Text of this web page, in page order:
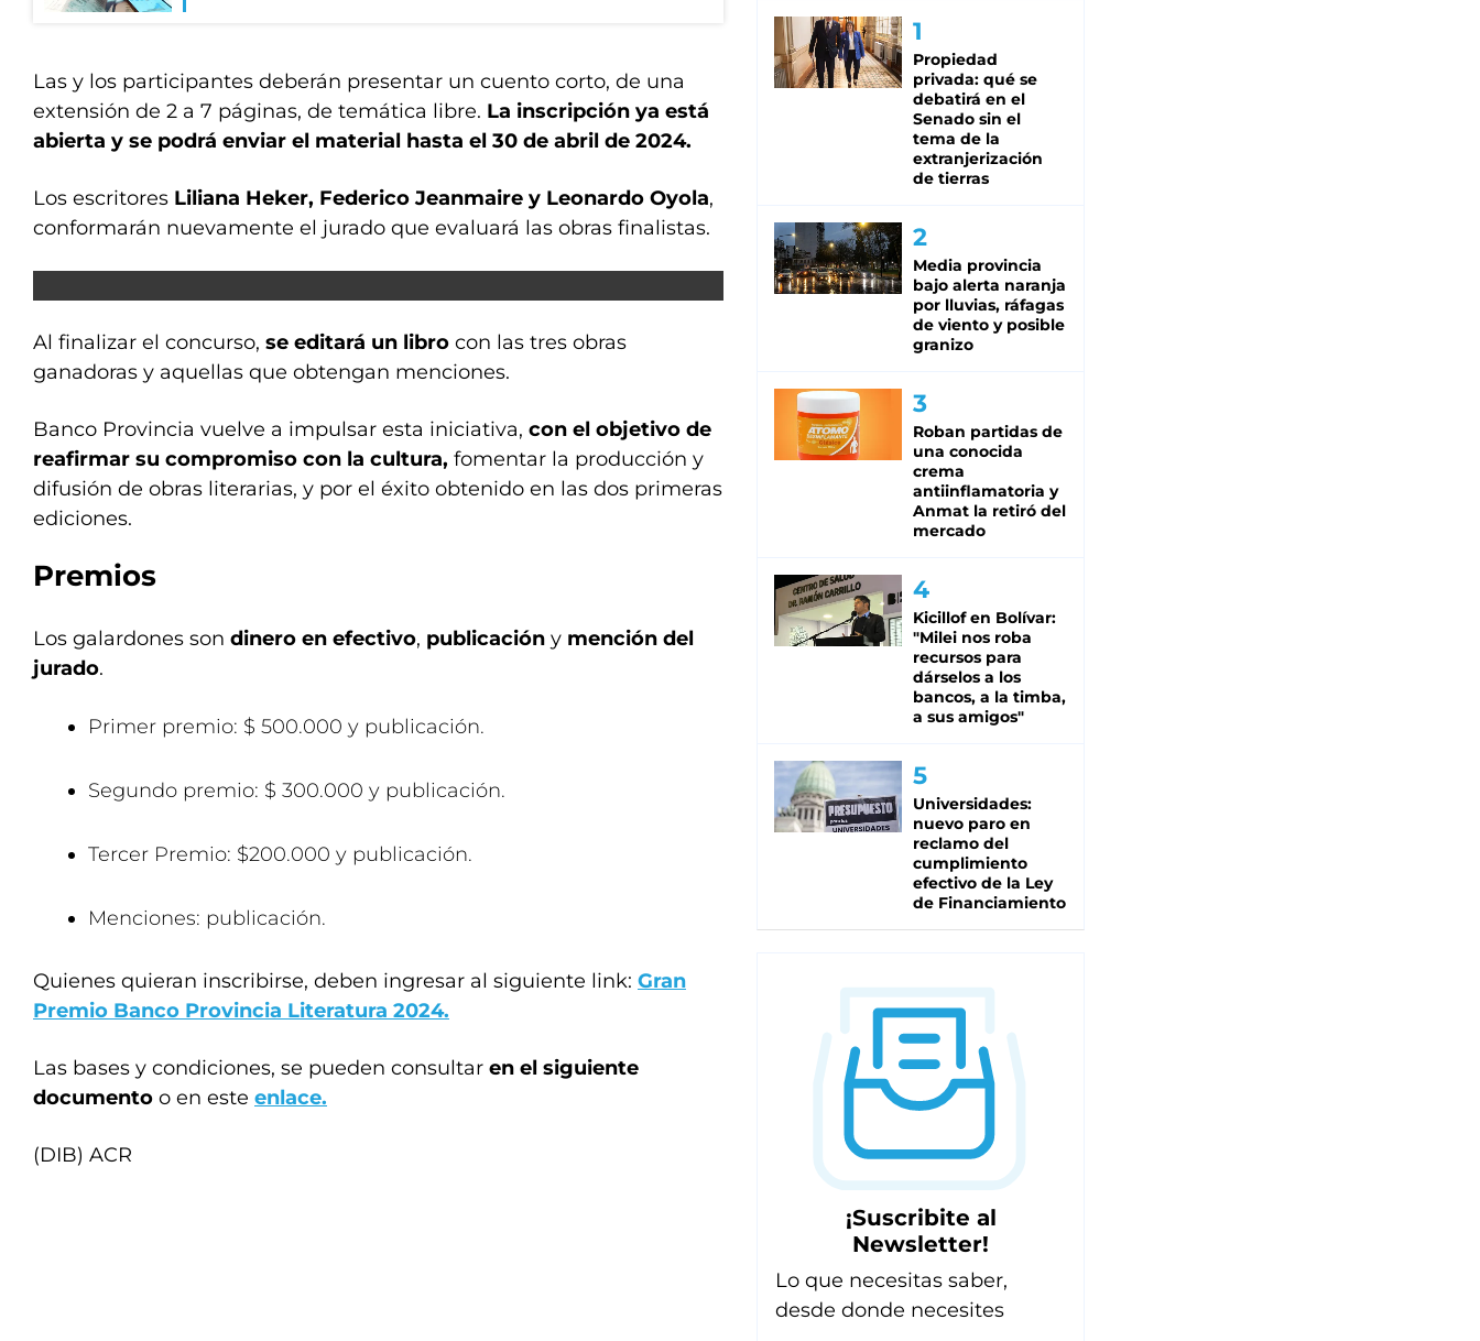
Las y los participantes deberán presentar un cuento corto, de una
extensión de 2 a 7 páginas, de temática libre. La inscripción ya está
abierta y se podrá enviar el material hasta el 30 de abril de 2024.
Los escritores Liliana Heker, Federico Jeanmaire y Leonardo Oyola,
conformarán nuevamente el jurado que evaluará las obras finalistas.
Al finalizar el concurso, se editará un libro con las tres obras
ganadoras y aquellas que obtengan menciones.
Banco Provincia vuelve a impulsar esta iniciativa, con el objetivo de
reafirmar su compromiso con la cultura, fomentar la producción y
difusión de obras literarias, y por el éxito obtenido en las dos primeras
ediciones.
Premios
Los galardones son dinero en efectivo, publicación y mención del
jurado.
Primer premio: $ 500.000 y publicación.
Segundo premio: $ 300.000 y publicación.
Tercer Premio: $200.000 y publicación.
Menciones: publicación.
Quienes quieran inscribirse, deben ingresar al siguiente link: Gran
Premio Banco Provincia Literatura 2024.
Las bases y condiciones, se pueden consultar en el siguiente
documento o en este enlace.
(DIB) ACR
Propiedad
privada: qué se
debatirá en el
Senado sin el
tema de la
extranjerización
de tierras
Media provincia
bajo alerta naranja
por lluvias, ráfagas
de viento y posible
granizo
Roban partidas de
una conocida
crema
antiinflamatoria y
Anmat la retiró del
mercado
Kicillof en Bolívar:
"Milei nos roba
recursos para
dárselos a los
bancos, a la timba,
a sus amigos"
Universidades:
nuevo paro en
reclamo del
cumplimiento
efectivo de la Ley
de Financiamiento
¡Suscribite al
Newsletter!
Lo que necesitas saber,
desde donde necesites